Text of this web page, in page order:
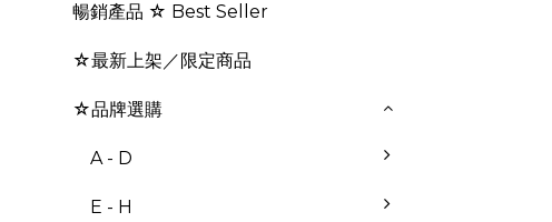
暢銷產品 ☆ Best Seller
☆最新上架／限定商品
☆品牌選購
A - D
E - H